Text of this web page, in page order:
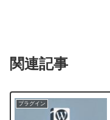
関連記事
プラグイン